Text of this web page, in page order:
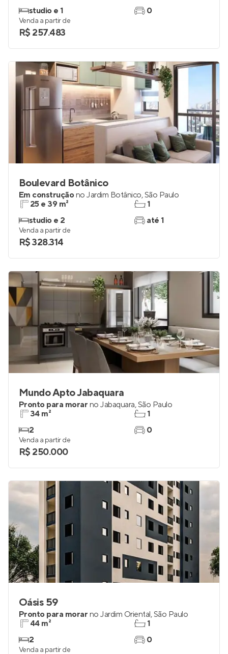
studio e 1
0
Venda a partir de
R$ 257.483
Boulevard Botânico
Em construçãono Jardim Botânico,São Paulo
25 e 39 m²
studio e 2
1
até 1
Venda a partir de
R$ 328.314
Mundo Apto Jabaquara
Pronto para morar no Jabaquara,São Paulo
34 m²
2
1
0
Venda a partir de
R$ 250.000
Oásis 59
Pronto para morar no Jardim Oriental,São Paulo
44 m²
2
1
0
Venda a partir de